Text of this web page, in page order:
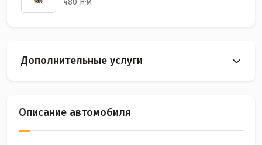
Дополнительные услуги
Описание автомобиля